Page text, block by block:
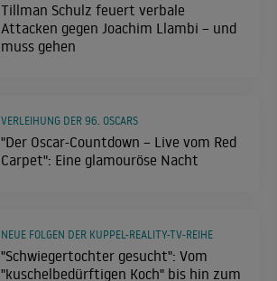
Tillman Schulz feuert verbale
Attacken gegen Joachim Llambi – und
muss gehen
"Der Oscar-Countdown – Live vom Red
Carpet": Eine glamouröse Nacht
VERLEIHUNG DER 96. OSCARS
"Schwiegertochter gesucht": Vom
"kuschelbedürftigen Koch" bis hin zum
NEUE FOLGEN DER KUPPEL-REALITY-TV-REIHE